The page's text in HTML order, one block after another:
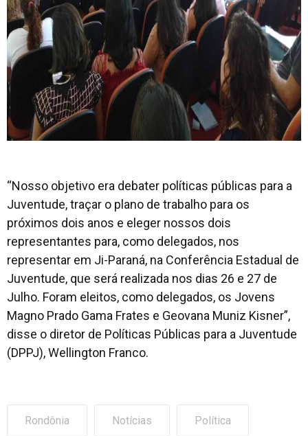
“Nosso objetivo era debater políticas públicas para a
Juventude, traçar o plano de trabalho para os
próximos dois anos e eleger nossos dois
representantes para, como delegados, nos
representar em Ji-Paraná, na Conferência Estadual de
Juventude, que será realizada nos dias 26 e 27 de
Julho. Foram eleitos, como delegados, os Jovens
Magno Prado Gama Frates e Geovana Muniz Kisner”,
disse o diretor de Políticas Públicas para a Juventude
(DPPJ), Wellington Franco.
Rondônia Notícias Política